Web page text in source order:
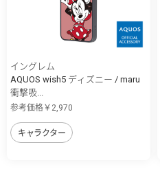
イングレム
AQUOS wish5 ディズニー / maru
衝撃吸...
参考価格￥2,970
キャラクター